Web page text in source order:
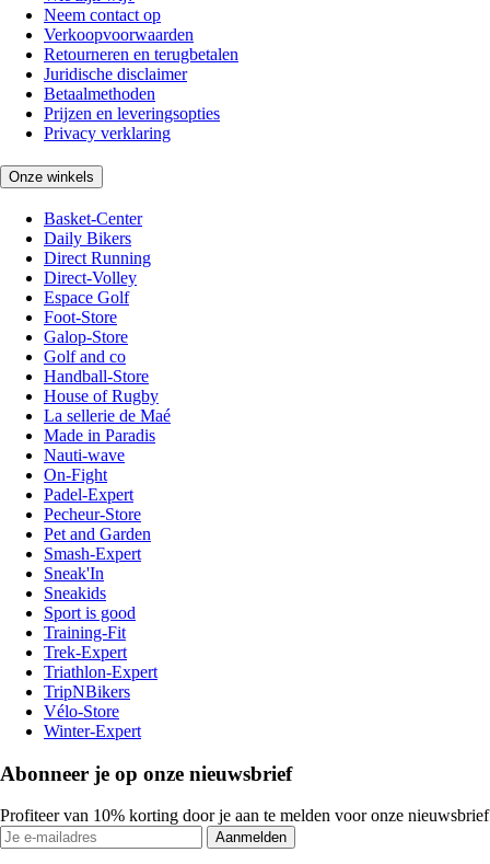
Neem contact op
Verkoopvoorwaarden
Retourneren en terugbetalen
Juridische disclaimer
Betaalmethoden
Prijzen en leveringsopties
Privacy verklaring
Onze winkels
Basket-Center
Daily Bikers
Direct Running
Direct-Volley
Espace Golf
Foot-Store
Galop-Store
Golf and co
Handball-Store
House of Rugby
La sellerie de Maé
Made in Paradis
Nauti-wave
On-Fight
Padel-Expert
Pecheur-Store
Pet and Garden
Smash-Expert
Sneak'In
Sneakids
Sport is good
Training-Fit
Trek-Expert
Triathlon-Expert
TripNBikers
Vélo-Store
Winter-Expert
Abonneer je op onze nieuwsbrief
Profiteer van 10% korting door je aan te melden voor onze nieuwsbrief
Aanmelden